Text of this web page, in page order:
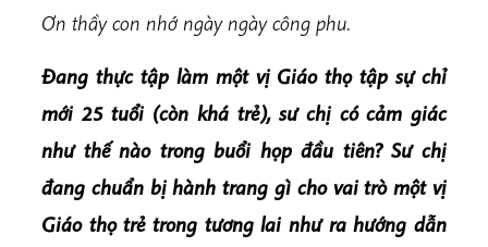
Ơn thầy con nhớ ngày ngày công phu.
Đang thực tập làm một vị Giáo thọ tập sự chỉ
mới 25 tuổi (còn khá trẻ), sư chị có cảm giác
như thế nào trong buổi họp đầu tiên? Sư chị
đang chuẩn bị hành trang gì cho vai trò một vị
Giáo thọ trẻ trong tương lai như ra hướng dẫn